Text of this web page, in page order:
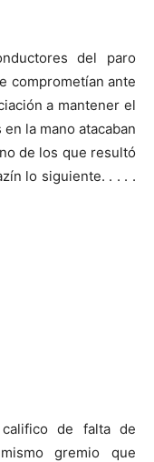
del paro
comprometían ante
a mantener el
la mano atacaban
de los que resultó
lo siguiente. . . . .
de falta de
gremio que